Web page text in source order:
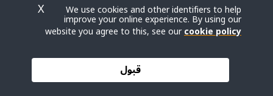
t
e
r
mسياسة الخصوصية
We use cookies and other identifiers to help
improve your online experience. By using our
website you agree to this, see ourcookie policy
قبول
X